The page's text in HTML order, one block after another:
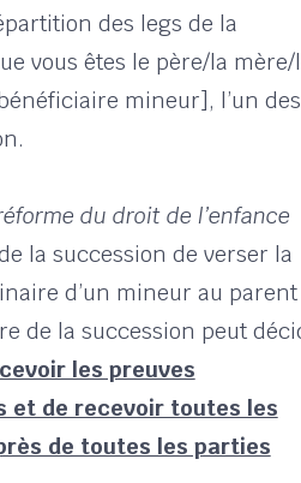
des legs de la
vous êtes le père/la mère/
mineur], l’un des
du droit de l’enfance
la succession de verser la
d’un mineur au parent
de la succession peut
les preuves
et de recevoir toutes les
de toutes les parties